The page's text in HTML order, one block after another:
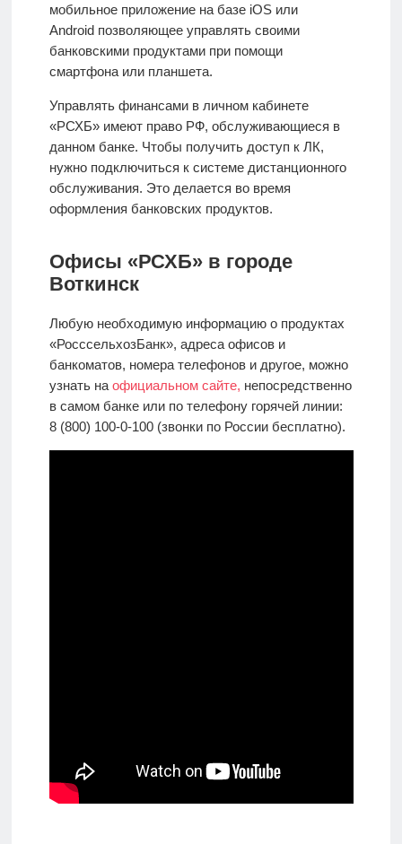
мобильное приложение на базе iOS или
Android позволяющее управлять своими
банковскими продуктами при помощи
смартфона или планшета.
Управлять финансами в личном кабинете
«РСХБ» имеют право РФ, обслуживающиеся в
данном банке. Чтобы получить доступ к ЛК,
нужно подключиться к системе дистанционного
обслуживания. Это делается во время
оформления банковских продуктов.
Офисы «РСХБ» в городе
Воткинск
Любую необходимую информацию о продуктах
«РосссельхозБанк», адреса офисов и
банкоматов, номера телефонов и другое, можно
узнать на официальном сайте, непосредственно
в самом банке или по телефону горячей линии:
8 (800) 100-0-100 (звонки по России бесплатно).